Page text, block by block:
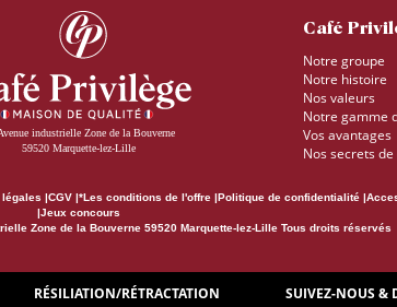
industrielle Zone de la Bouverne
59520 Marquette-lez-Lille
Café
Notre groupe
Notre histoire
Nos valeurs
Notre gamme
Vos avantages
Nos secrets
légales CGV *Les conditions de l'offre Politique de confidentialité
Jeux concours
Zone de la Bouverne 59520 Marquette-lez-Lille Tous droits réservés
RÉSILIATION/RÉTRACTATION SUIVEZ-NOUS &